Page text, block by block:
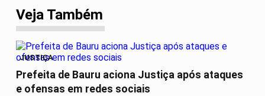
Veja Também
JUSTIÇA
Prefeita de Bauru aciona Justiça após ataques
e ofensas em redes sociais